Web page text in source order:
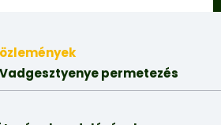
Vadgesztyenye permetezés